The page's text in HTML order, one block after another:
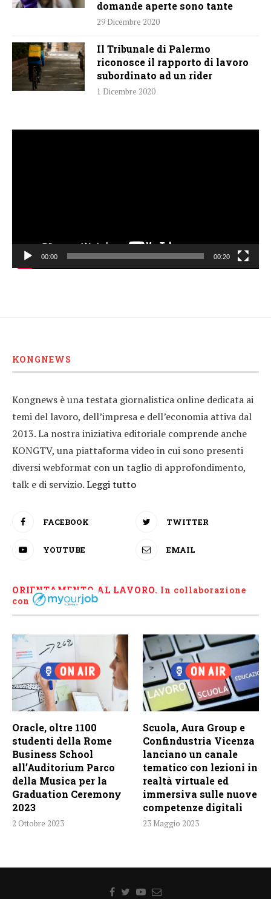
domande aperte sono tante
29 Dicembre 2020
Il Tribunale di Palermo
riconosce il rapporto di lavoro
subordinato ad un rider
1 Dicembre 2020
00:00 00:20
KONGNEWS
Kongnews è una testata giornalistica online dedicata ai
temi del lavoro, dell’impresa e dell’economia attiva dal
2013. La nostra iniziativa editoriale comprende anche
KONGTV, una piattaforma video in cui sono presenti
diversi webformat con un taglio di approfondimento,
talk e di servizio.Leggi tutto
FACEBOOK TWITTER
YOUTUBE EMAIL
ORIENTAMENTO AL LAVORO. In collaborazione
con
Oracle, oltre 1100
studenti della Rome
Business School
all’Auditorium Parco
della Musica per la
Graduation Ceremony
2023
2 Ottobre 2023
Scuola, Aura Group e
Confindustria Vicenza
lanciano un canale
tematico con lezioni in
realtà virtuale ed
immersiva sulle nuove
competenze digitali
23 Maggio 2023